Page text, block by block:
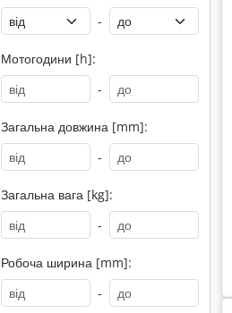
-
Мотогодини [h]:
-
Загальна довжина [mm]:
-
Загальна вага [kg]:
-
Робоча ширина [mm]:
-